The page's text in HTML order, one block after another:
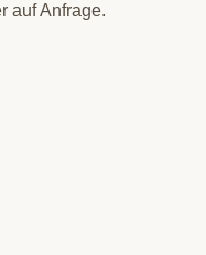
auf Anfrage.